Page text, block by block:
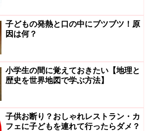
子どもの発熱と口の中にブツブツ！原
因は何？
小学生の間に覚えておきたい【地理と
歴史を世界地図で学ぶ方法】
子供お断り？おしゃれレストラン・カ
フェに子どもを連れて行ったらダメ？